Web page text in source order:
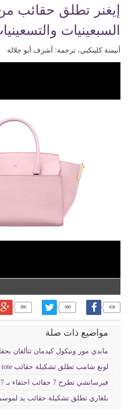
إيغنر تطلق حقائب
السبعينيات
أنيمتة كلينكبي، ترجمة: أشرف أبو جلالة
418
490
390
مواضيع ذات صلة
ماندي مور ونيكول كيدمان تتألقان
لونغ شامب تطلق تشكيلة حقائب tote لخريف 2016
فيرساتشي تطرح 7 حقائب احتفاء بـ 7 عواصم شهيرة
بلغاري تطلق تشكيلة حقائب يد لموسم